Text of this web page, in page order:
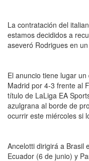
La contratación del
estamos decididos a
aseveró Rodrigues en
El anuncio tiene lugar
Madrid por 4-3 frente al
título de LaLiga EA
azulgrana al borde de
ocurrir este miércoles si
Ancelotti dirigirá a Brasil
Ecuador (6 de junio) y